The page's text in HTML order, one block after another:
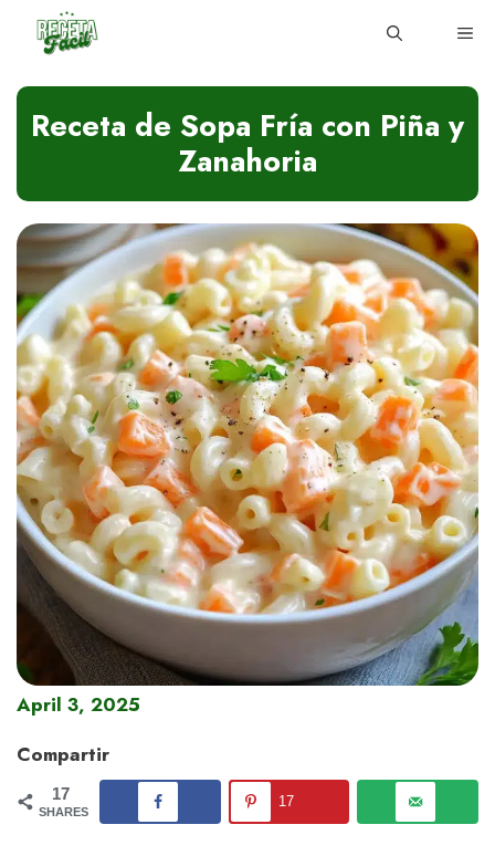
Receta de Sopa Fría con Piña y
Zanahoria
April 3, 2025
Compartir
17
SHARES
17